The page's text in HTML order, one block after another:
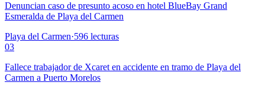
Denuncian caso de presunto acoso en hotel BlueBay Grand
Esmeralda de Playa del Carmen
Playa del Carmen·596 lecturas
03
Fallece trabajador de Xcaret en accidente en tramo de Playa del
Carmen a Puerto Morelos